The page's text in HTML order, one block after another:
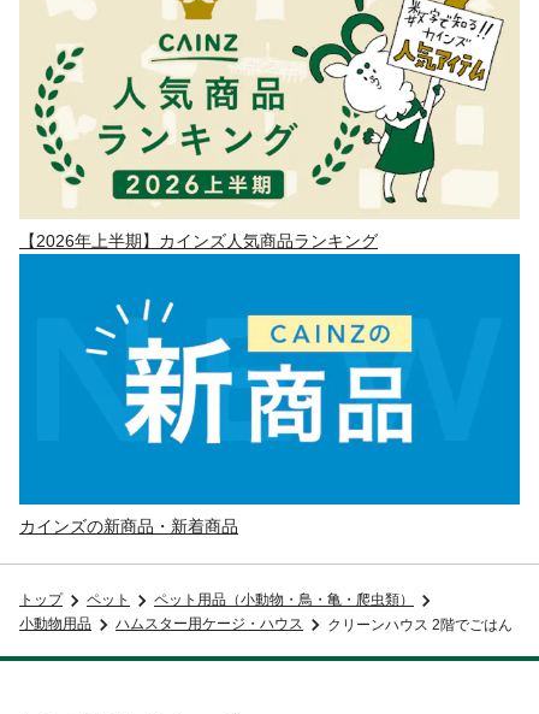
【2026年上半期】カインズ人気商品ランキング
カインズの新商品・新着商品
トップ ペット
ペット用品（小動物・鳥・亀・爬虫類）
小動物用品
ハムスター用ケージ・ハウス クリーンハウス 2階でごはん